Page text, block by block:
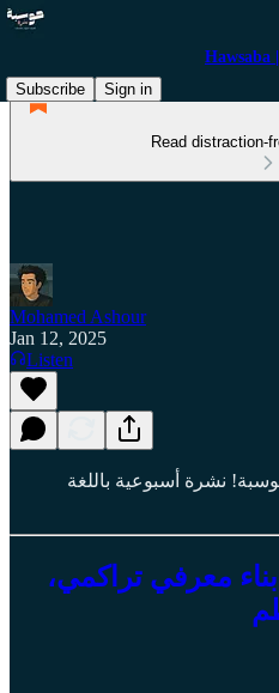
Subscribe
Sign in
Read distraction-
Mohamed Ashour
Jan 12, 2025
Listen
نشرة أسبوعية باللغة
معرفي تراكمي،